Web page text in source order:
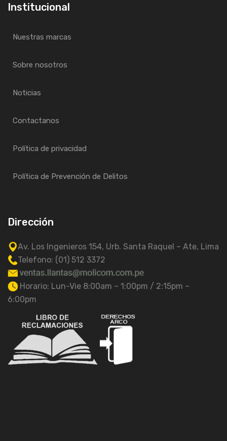
Institucional
Nuestras marcas
Sobre nosotros
Noticias
Contactanos
Política de privacidad
Política de Prevención de Delitos
Dirección
Av. Los Ingenieros 154, Urb. Santa Raquel – Ate, Lima
Telefono: (01) 512 3372
Horario: Lun-Vie 8:00am – 1:00pm / 2:15pm –
6:00pm